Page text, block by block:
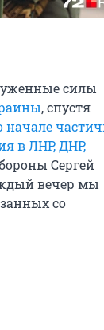
силы
, спустя
начале
в ЛНР, ДНР,
Сергей
вечер мы
со